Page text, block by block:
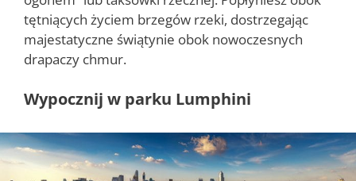
tętniących życiem brzegów rzeki, dostrzegając
majestatyczne świątynie obok nowoczesnych
drapaczy chmur.
Wypocznij w parku Lumphini